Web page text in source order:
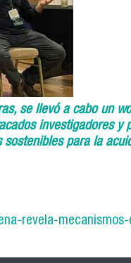
se llevó a cabo
investigadores
para la
revela-